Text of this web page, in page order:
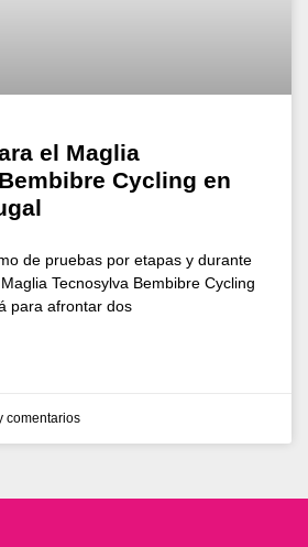
el Maglia
Cycling en
de pruebas por etapas y durante
Tecnosylva Bembibre Cycling
para afrontar dos
comentarios